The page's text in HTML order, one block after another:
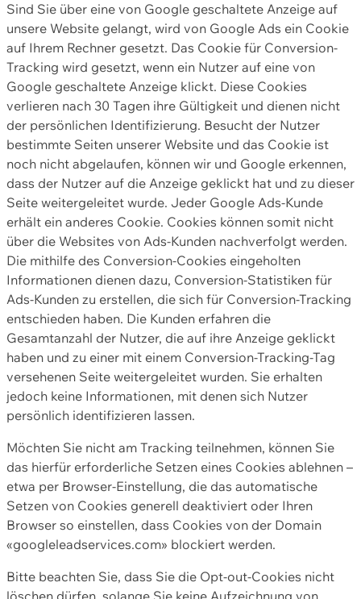
Sind Sie über eine von Google geschaltete Anzeige auf
unsere Website gelangt, wird von Google Ads ein Cookie
auf Ihrem Rechner gesetzt. Das Cookie für Conversion-
Tracking wird gesetzt, wenn ein Nutzer auf eine von
Google geschaltete Anzeige klickt. Diese Cookies
verlieren nach 30 Tagen ihre Gültigkeit und dienen nicht
der persönlichen Identifizierung. Besucht der Nutzer
bestimmte Seiten unserer Website und das Cookie ist
noch nicht abgelaufen, können wir und Google erkennen,
dass der Nutzer auf die Anzeige geklickt hat und zu dieser
Seite weitergeleitet wurde. Jeder Google Ads-Kunde
erhält ein anderes Cookie. Cookies können somit nicht
über die Websites von Ads-Kunden nachverfolgt werden.
Die mithilfe des Conversion-Cookies eingeholten
Informationen dienen dazu, Conversion-Statistiken für
Ads-Kunden zu erstellen, die sich für Conversion-Tracking
entschieden haben. Die Kunden erfahren die
Gesamtanzahl der Nutzer, die auf ihre Anzeige geklickt
haben und zu einer mit einem Conversion-Tracking-Tag
versehenen Seite weitergeleitet wurden. Sie erhalten
jedoch keine Informationen, mit denen sich Nutzer
persönlich identifizieren lassen.
Möchten Sie nicht am Tracking teilnehmen, können Sie
das hierfür erforderliche Setzen eines Cookies ablehnen –
etwa per Browser-Einstellung, die das automatische
Setzen von Cookies generell deaktiviert oder Ihren
Browser so einstellen, dass Cookies von der Domain
«googleleadservices.com» blockiert werden.
Bitte beachten Sie, dass Sie die Opt-out-Cookies nicht